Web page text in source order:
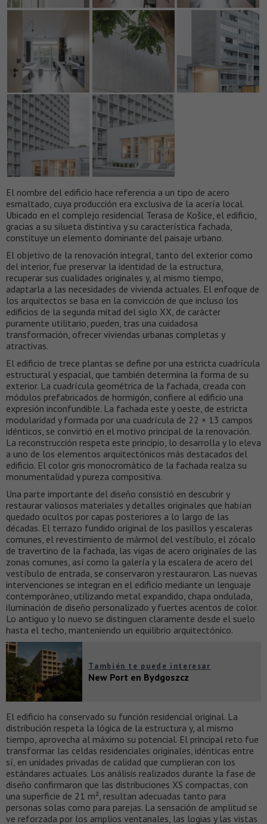
El nombre del edificio hace referencia a un tipo de acero
esmaltado, cuya producción era exclusiva de la acería local.
Ubicado en el complejo residencial Terasa de Košice, el edificio,
gracias a su silueta distintiva y su característica fachada,
constituye un elemento dominante del paisaje urbano.
El objetivo de la renovación integral, tanto del exterior como
del interior, fue preservar la identidad de la estructura,
recuperar sus cualidades originales y, al mismo tiempo,
adaptarla a las necesidades de vivienda actuales. El enfoque de
los arquitectos se basa en la convicción de que incluso los
edificios de la segunda mitad del siglo XX, de carácter
puramente utilitario, pueden, tras una cuidadosa
transformación, ofrecer viviendas urbanas completas y
atractivas.
El edificio de trece plantas se define por una estricta cuadrícula
estructural y espacial, que también determina la forma de su
exterior. La cuadrícula geométrica de la fachada, creada con
módulos prefabricados de hormigón, confiere al edificio una
expresión inconfundible. La fachada este y oeste, de estricta
modularidad y formada por una cuadrícula de 22 × 13 campos
idénticos, se convirtió en el motivo principal de la renovación.
La reconstrucción respeta este principio, lo desarrolla y lo eleva
a uno de los elementos arquitectónicos más destacados del
edificio. El color gris monocromático de la fachada realza su
monumentalidad y pureza compositiva.
Una parte importante del diseño consistió en descubrir y
restaurar valiosos materiales y detalles originales que habían
quedado ocultos por capas posteriores a lo largo de las
décadas. El terrazo fundido original de los pasillos y escaleras
comunes, el revestimiento de mármol del vestíbulo, el zócalo
de travertino de la fachada, las vigas de acero originales de las
zonas comunes, así como la galería y la escalera de acero del
vestíbulo de entrada, se conservaron y restauraron. Las nuevas
intervenciones se integran en el edificio mediante un lenguaje
contemporáneo, utilizando metal expandido, chapa ondulada,
iluminación de diseño personalizado y fuertes acentos de color.
Lo antiguo y lo nuevo se distinguen claramente desde el suelo
hasta el techo, manteniendo un equilibrio arquitectónico.
También te puede interesar
New Port en Bydgoszcz
El edificio ha conservado su función residencial original. La
distribución respeta la lógica de la estructura y, al mismo
tiempo, aprovecha al máximo su potencial. El principal reto fue
transformar las celdas residenciales originales, idénticas entre
sí, en unidades privadas de calidad que cumplieran con los
estándares actuales. Los análisis realizados durante la fase de
diseño confirmaron que las distribuciones XS compactas, con
una superficie de 21 m², resultan adecuadas tanto para
personas solas como para parejas. La sensación de amplitud se
ve reforzada por los amplios ventanales, las logias y las vistas